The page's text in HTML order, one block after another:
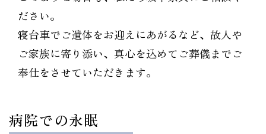
ださい。
寝台車でご遺体をお迎えにあがるなど、故人や
ご家族に寄り添い、真心を込めてご葬儀までご
奉仕をさせていただきます。
病院での永眠